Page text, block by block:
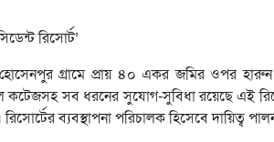
রিসোর্ট’
গ্রামে প্রায় ৪০ একর জমির ওপর হারুন
কটেজসহ সব ধরনের সুযোগ-সুবিধা রয়েছে এই
ব্যবস্থাপনা পরিচালক হিসেবে দায়িত্ব